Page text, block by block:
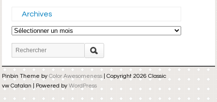
Archives
Archives
Pinbin Theme by Color Awesomeness | Copyright 2026 Classic
vw Catalan | Powered by WordPress